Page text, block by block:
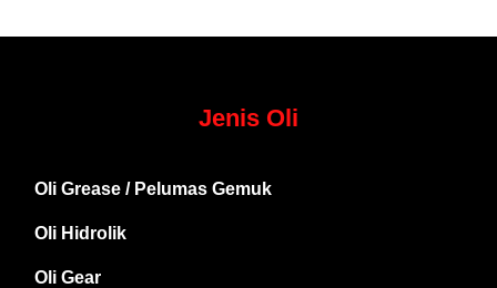
Jenis Oli
Oli Grease / Pelumas Gemuk
Oli Hidrolik
Oli Gear